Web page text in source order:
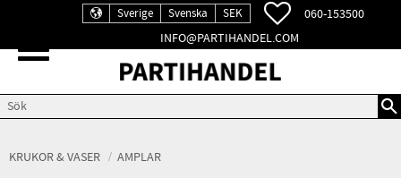
Sverige Svenska SEK FAVORITER
060-153500
INFO@PARTIHANDEL.COM
KRUKOR & VASER AMPLAR